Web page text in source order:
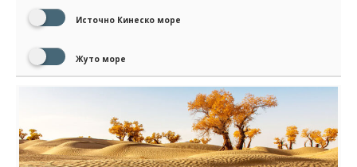
Источно Кинеско море
Жуто море